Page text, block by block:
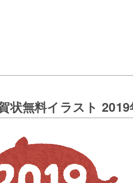
無料イラスト 2019